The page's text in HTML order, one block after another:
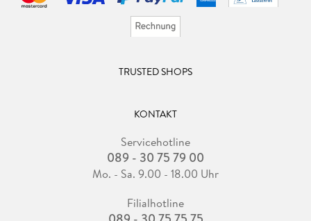
TRUSTED SHOPS
KONTAKT
Servicehotline
089 - 30 75 79 00
Mo. - Sa. 9.00 - 18.00 Uhr
Filialhotline